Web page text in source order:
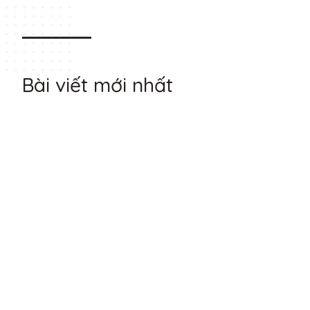
Bài viết mới nhất